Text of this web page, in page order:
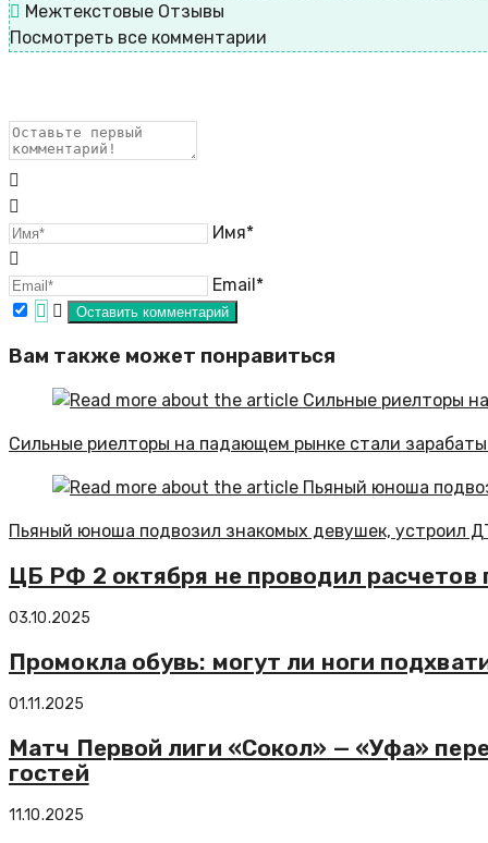
Межтекстовые Отзывы
Посмотреть все комментарии
Имя*
Email*
Вам также может понравиться
Сильные риелторы на падающем рынке стали
Пьяный юноша подвозил знакомых девушек, устроил
ЦБ РФ 2 октября не проводил расчетов
03.10.2025
Промокла обувь: могут ли ноги
01.11.2025
Матч Первой лиги «Сокол» — «Уфа»
гостей
11.10.2025